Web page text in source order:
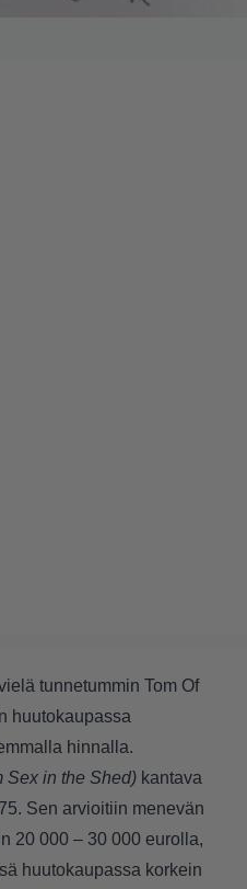
tunnetummin Tom Of
huutokaupassa
hinnalla.
Sex in the Shed) kantava
Sen arvioitiin menevän
20 000 – 30 000 eurolla,
huutokaupassa korkein